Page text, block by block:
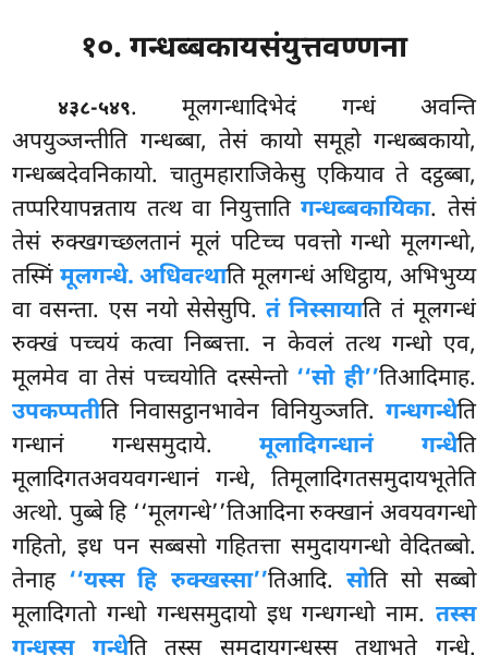
१०. गन्धब्बकायसंयुत्तवण्णना
४३८-५४९. मूलगन्धादिभेदं गन्धं अवन्ति
अपयुञ्जन्तीति गन्धब्बा, तेसं कायो समूहो गन्धब्बकायो,
गन्धब्बदेवनिकायो. चातुमहाराजिकेसु एकियाव ते दट्ठब्बा,
तप्परियापन्नताय तत्थ वा नियुत्तातिगन्धब्बकायिका. तेसं
तेसं रुक्खगच्छलतानं मूलं पटिच्च पवत्तो गन्धो मूलगन्धो,
तस्मिं मूलगन्धे. अधिवत्थाति मूलगन्धं अधिट्ठाय, अभिभुय्य
वा वसन्ता. एस नयो सेसेसुपि.तं निस्सायाति तं मूलगन्धं
रुक्खं पच्चयं कत्वा निब्बत्ता. न केवलं तत्थ गन्धो एव,
मूलमेव वा तेसं पच्चयोति दस्सेन्तो ‘‘सो ही’’तिआदिमाह.
उपकप्पतीति निवासट्ठानभावेन विनियुञ्जति. गन्धगन्धेति
गन्धानं गन्धसमुदाये.मूलादिगन्धानं गन्धेति
मूलादिगतअवयवगन्धानं गन्धे, तिमूलादिगतसमुदायभूतेति
अत्थो. पुब्बे हि ‘‘मूलगन्धे’’तिआदिना रुक्खानं अवयवगन्धो
गहितो, इध पन सब्बसो गहितत्ता समुदायगन्धो वेदितब्बो.
तेनाह ‘‘यस्स हि रुक्खस्सा’’तिआदि. सोति सो सब्बो
मूलादिगतो गन्धो गन्धसमुदायो इध गन्धगन्धो नाम. तस्स